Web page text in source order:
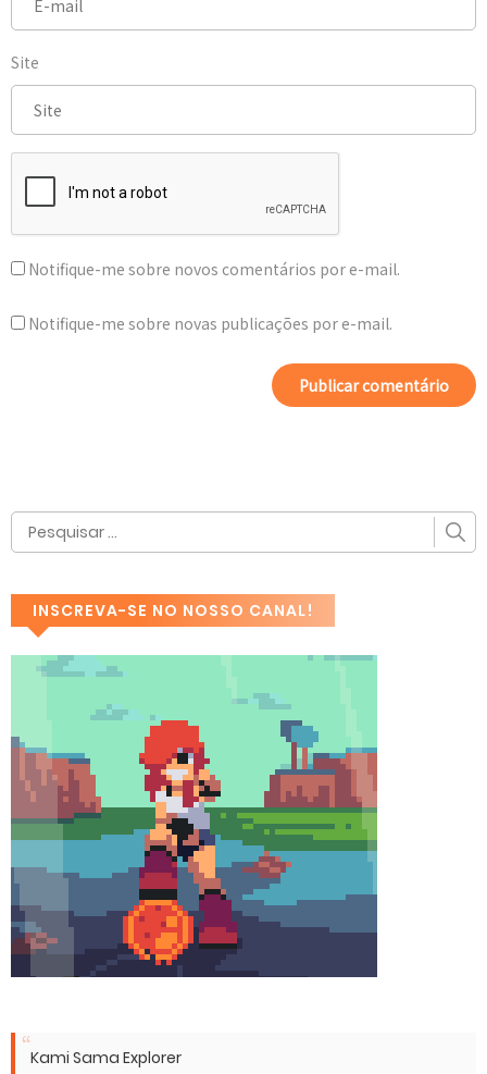
Site
Notifique-me sobre novos comentários por e-mail.
Notifique-me sobre novas publicações por e-mail.
INSCREVA-SE NO NOSSO CANAL!
Kami Sama Explorer